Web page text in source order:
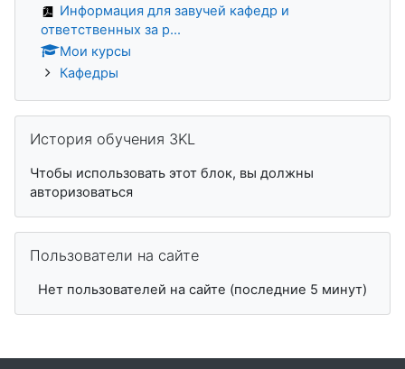
Информация для завучей кафедр и
ответственных за р...
Мои курсы
Кафедры
История обучения 3KL
Чтобы использовать этот блок, вы должны
авторизоваться
Пользователи на сайте
Нет пользователей на сайте (последние 5 минут)